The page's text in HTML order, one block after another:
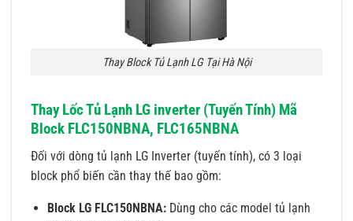
Thay Block Tủ Lạnh LG Tại Hà Nội
Thay Lốc Tủ Lạnh LG inverter (Tuyến Tính) Mã
Block FLC150NBNA, FLC165NBNA
Đối với dòng tủ lạnh LG Inverter (tuyến tính), có 3 loại
block phổ biến cần thay thế bao gồm:
Block LG FLC150NBNA:Dùng cho các model tủ lạnh